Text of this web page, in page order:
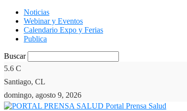
Noticias
Webinar y Eventos
Calendario Expo y Ferias
Publica
Buscar
5.6 C
Santiago, CL
domingo, agosto 9, 2026
Portal Prensa Salud